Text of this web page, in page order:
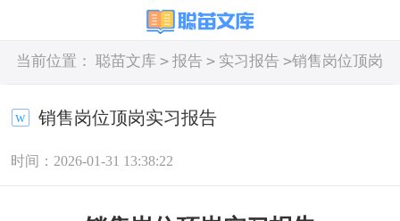
当前位置： 聪苗文库 > 报告 > 实习报告 >销售岗位顶岗
销售岗位顶岗实习报告
时间：2026-01-31 13:38:22